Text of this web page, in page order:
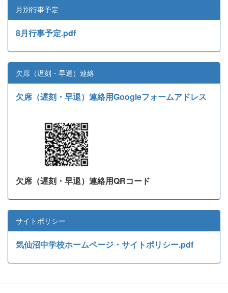
月別行事予定
8月行事予定.pdf
欠席（遅刻・早退）連絡
欠席（遅刻・早退）連絡用Googleフォームアドレス
欠席（遅刻・早退）連絡用QRコード
サイトポリシー
気仙沼中学校ホームページ・サイトポリシー.pdf